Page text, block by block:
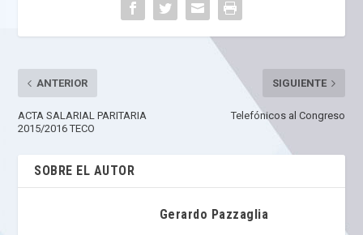
ANTERIOR
ACTA SALARIAL PARITARIA
2015/2016 TECO
SIGUIENTE
Telefónicos al Congreso
SOBRE EL AUTOR
Gerardo Pazzaglia